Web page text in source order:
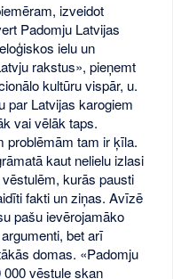
izveidot
Padomju Latvijas
ielu un
rakstus», pieņemt
kultūru vispār, u.
par Latvijas karogiem
vai vēlāk taps.
problēmām tam ir ķīla.
kaut nelielu izlasi
kurās pausti
fakti un ziņas. Avīzē
pašu ievērojamāko
bet arī
domas. «Padomju
000 vēstule skan